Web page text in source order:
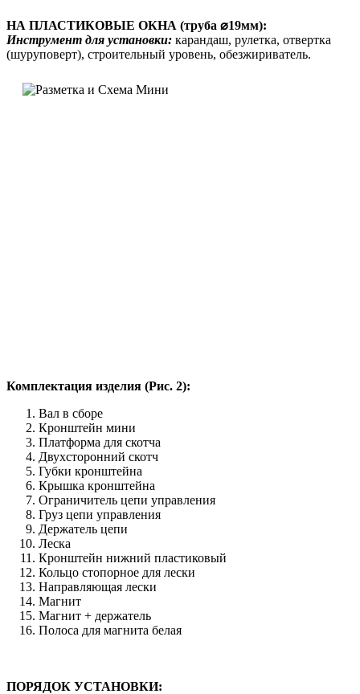
НА ПЛАСТИКОВЫЕ ОКНА (труба ⌀19мм):
Инструмент для установки: карандаш, рулетка, отвертка
(шуруповерт), строительный уровень, обезжириватель.
Комплектация изделия (Рис. 2):
Вал в сборе
Кронштейн мини
Платформа для скотча
Двухсторонний скотч
Губки кронштейна
Крышка кронштейна
Ограничитель цепи управления
Груз цепи управления
Держатель цепи
Леска
Кронштейн нижний пластиковый
Кольцо стопорное для лески
Направляющая лески
Магнит
Магнит + держатель
Полоса для магнита белая
ПОРЯДОК УСТАНОВКИ: